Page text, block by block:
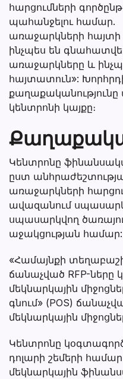
հարցումների
պահանջելու համար.
առաջարկների հայտի
ինչպես են
առաջարկները և
հայտատուն»:
կենտրոնի կայքը։
Կենտրոնը
ըստ
առաջարկների
ավազանում
սպասարկվող
աջակցության համար:
«Համայնքի
ճանաչված RFP-ները
մեկնարկային
գնում» (POS)
մեկնարկային
Կենտրոնը
դոլարի շեմերի
մեկնարկային